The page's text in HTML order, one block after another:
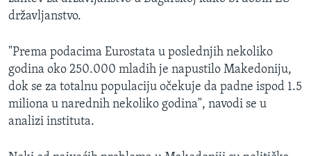
državljanstvo.
"Prema podacima Eurostata u poslednjih nekoliko
godina oko 250.000 mladih je napustilo Makedoniju,
dok se za totalnu populaciju očekuje da padne ispod 1.5
miliona u narednih nekoliko godina", navodi se u
analizi instituta.